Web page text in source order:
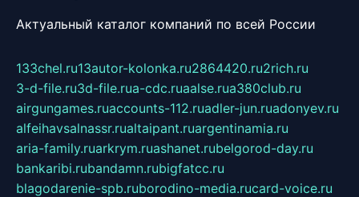
Актуальный каталог компаний по всей России
133chel.ru13autor-kolonka.ru2864420.ru2rich.ru
3-d-file.ru3d-file.rua-cdc.ruaalse.rua380club.ru
airgungames.ruaccounts-112.ruadler-jun.ruadonyev.ru
alfeihavsalnassr.rualtaipant.ruargentinamia.ru
aria-family.ruarkrym.ruashanet.rubelgorod-day.ru
bankaribi.rubandamn.rubigfatcc.ru
blagodarenie-spb.ruborodino-media.rucard-voice.ru